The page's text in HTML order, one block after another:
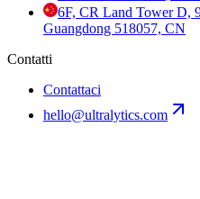
6F, CR Land Tower D,
Guangdong 518057, CN
Contatti
Contattaci
hello@ultralytics.com